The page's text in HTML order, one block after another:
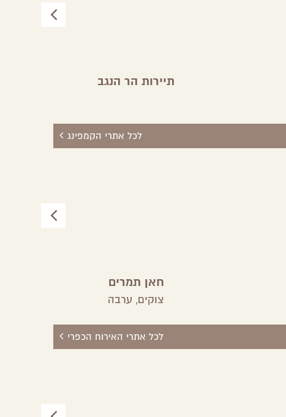
תיירות הר הנגב
לכל אתרי הקמפינג
חאן תמרים
צוקים, ערבה
לכל אתרי האירוח הכפרי